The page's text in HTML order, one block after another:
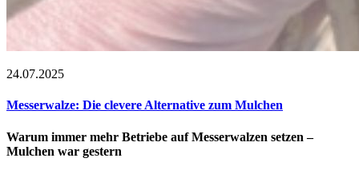
24.07.2025
Messerwalze: Die clevere Alternative zum Mulchen
Warum immer mehr Betriebe auf Messerwalzen setzen –
Mulchen war gestern